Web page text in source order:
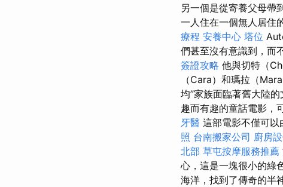
另一個是從寄養父母帶
一人住在一個​​無人居住
療程 安養中心 塔位
們甚至沒有意識到，而
簽證攻略 他與切特（
（Cara）和瑪拉（
均”家族面臨著舊大陸
趣而有趣的童話電影，
牙醫 這部電影不僅可
照 台南搬家公司 廚房
北部 草屯按摩服務推薦
心，這是一塊很小的綠
海洋，找到了傳奇的半